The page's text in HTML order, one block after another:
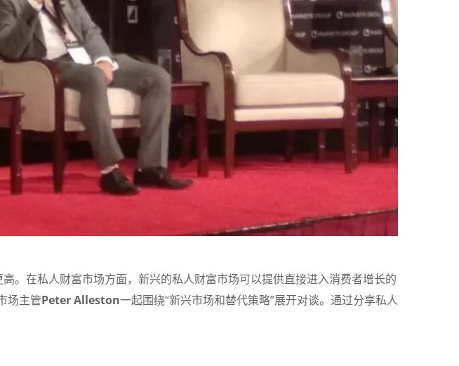
。在私人财富市场方面，新兴的私人财富市场可以提供直接进入消费者增长的
场主管Peter Alleston一起围绕“新兴市场和替代策略”展开对谈。通过分享私人